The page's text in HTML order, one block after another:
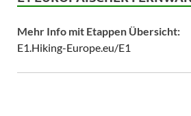
Mehr Info mit Etappen Übersicht:
E1.Hiking-Europe.eu/E1